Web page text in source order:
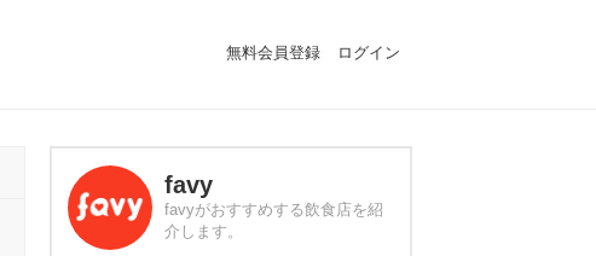
無料会員登録 ログイン
favy
favyがおすすめする飲食店を紹
介します。